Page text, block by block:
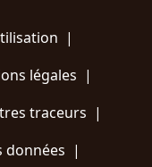
|
légales |
traceurs |
données |